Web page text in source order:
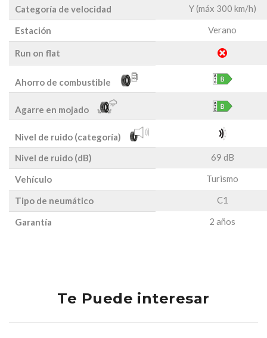
Categoría de velocidad Y (máx 300 km/h)
Estación Verano
Run on flat
Ahorro de combustible
Agarre en mojado
Nivel de ruido (categoría)
Nivel de ruido (dB)
69 dB
Vehículo Turismo
Tipo de neumático C1
Garantía 2 años
Te Puede interesar